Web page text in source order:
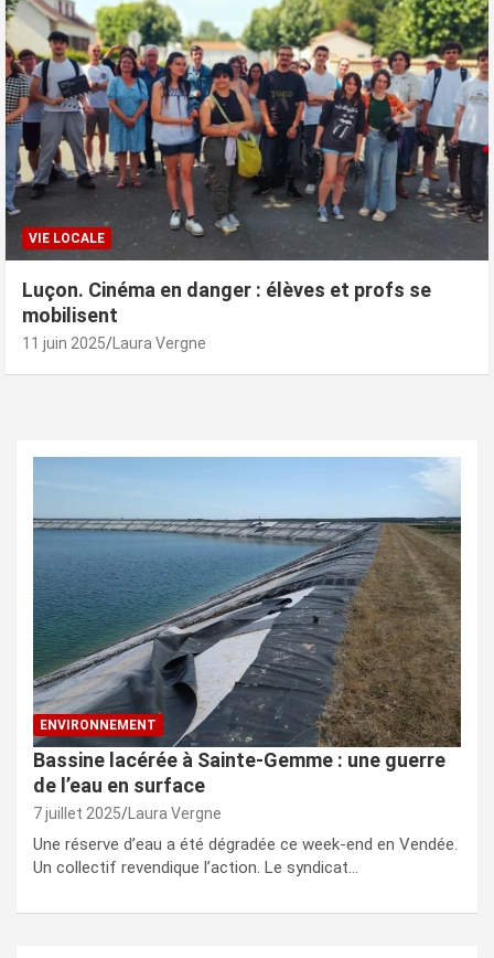
VIE LOCALE
Luçon. Cinéma en danger : élèves et profs se
mobilisent
11 juin 2025 Laura Vergne
ENVIRONNEMENT
Bassine lacérée à Sainte-Gemme : une guerre
de l’eau en surface
7 juillet 2025 Laura Vergne
Une réserve d’eau a été dégradée ce week-end en Vendée.
Un collectif revendique l’action. Le syndicat…